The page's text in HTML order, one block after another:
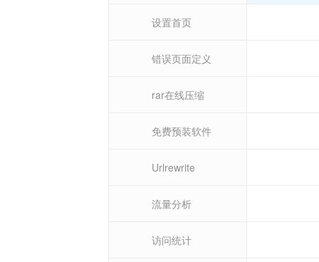
设置首页
错误页面定义
rar在线压缩
免费预装软件
Urlrewrite
流量分析
访问统计